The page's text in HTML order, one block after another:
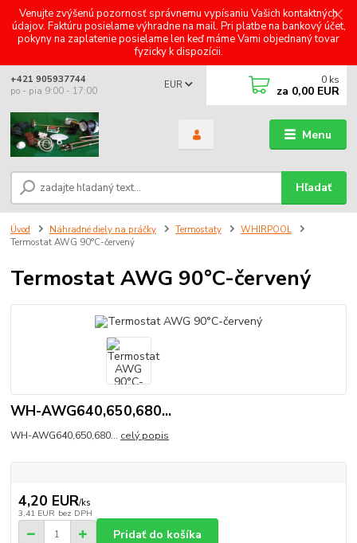
Venujte zvýšenú pozornosť správnemu vypísaniu Vašich kontaktných
údajov. Faktúru posielame výhradne na mail. Pri platbe na bankový účet,
pokyny na zaplatenie posielame len keď máme Vami objednaný tovar
fyzicky k dispozícii.
Menu
EUR
Hľadať
+421 905937744
po - pia 9:00 - 17:00
0 ks
za 0,00 EUR
Úvod Náhradné diely na práčky Termostaty
WHIRPOOL
Termostat AWG 90°C-červený
Termostat AWG 90°C-červený
WH-AWG640,650,680...
WH-AWG640,650,680... celý popis
4,20 EUR/ks
3,41 EUR bez DPH
Pridať do košíka